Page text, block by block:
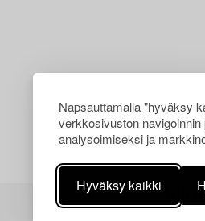
Napsauttamalla "hyväksy
verkkosivuston
analysoimiseksi ja
Hyväksy kaikki